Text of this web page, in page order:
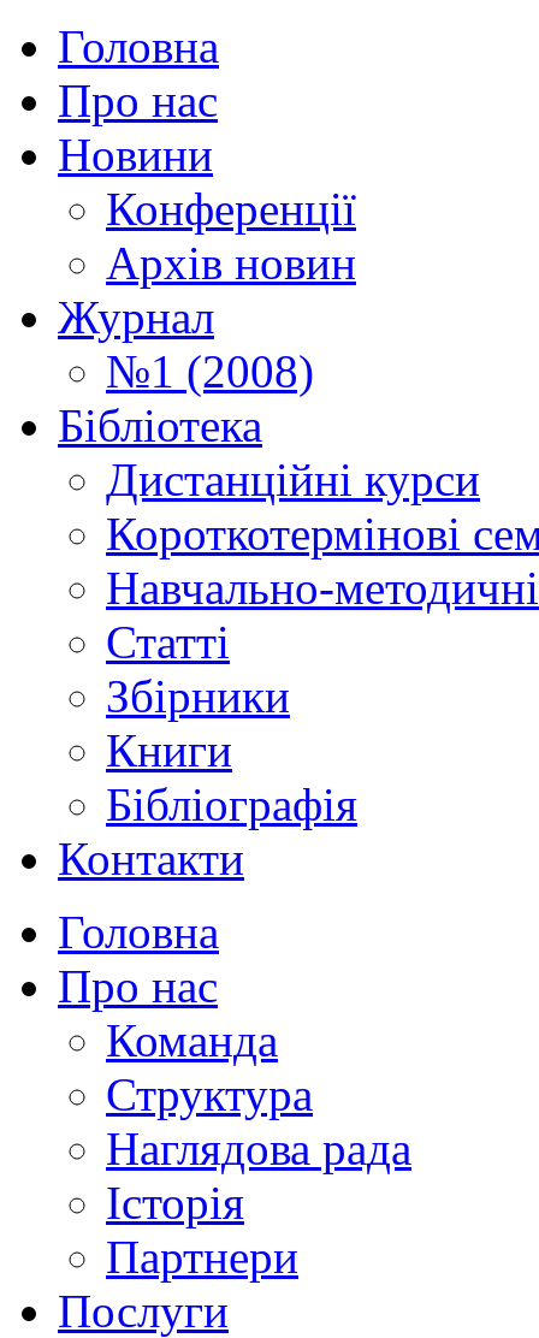
Головна
Про нас
Новини
Конференції
Архів новин
Журнал
№1 (2008)
Бібліотека
Дистанційні курси
Короткотермінові
Навчально-
Статті
Збірники
Книги
Бібліографія
Контакти
Головна
Про нас
Команда
Структура
Наглядова рада
Історія
Партнери
Послуги